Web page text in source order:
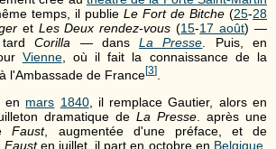
temps, il publie Le Fort de Bitche (25-28
et Les Deux rendez-vous (15-17 août) —
tardCorilla — dansLa Presse . Puis, en
Vienne, où il fait la connaissance de la
à l'Ambassade de France[3]
en mars 1840, il remplace Gautier, alors en
dramatique de La Presse . après une
Faust, augmentée d'une préface, et de
Fausten juillet, il part en octobre en Belgique